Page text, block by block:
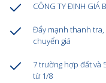
CÔNG TY ĐỊNH GIÁ
Đẩy mạnh thanh
chuyển giá
7 trường hợp đất và
từ 1/8